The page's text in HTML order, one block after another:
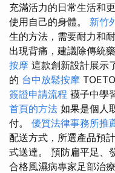
充滿活力的日常生活和
使用自己的身體。 新竹
生的方法，需要耐力和
出現背痛，建議除傳統
按摩 這款創新設計展示
的 台中放鬆按摩
簽證申請流程 襪子中學
首頁的方法 如果是個人
付。 優質法律事務所推
配送方式，所選產品預
式送達。 預防扁平足、
合格風濕病專家足部治